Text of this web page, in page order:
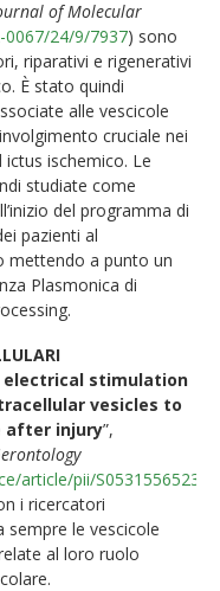
of Molecular
24/9/7937) sono
riparativi e rigenerativi
È stato quindi
alle vescicole
cruciale nei
ischemico. Le
studiate come
del programma di
pazienti al
mettendo a punto un
Plasmonica di
electrical stimulation
vesicles to
after injury”,
article/pii/
i ricercatori
sempre le vescicole
al loro ruolo